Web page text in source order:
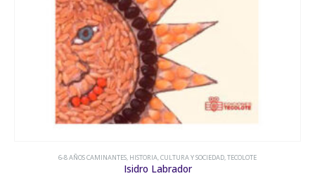
6-8 AÑOS CAMINANTES,HISTORIA, CULTURA Y SOCIEDAD,TECOLOTE
Isidro Labrador